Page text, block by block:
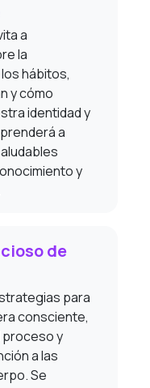
a
la
hábitos,
y cómo
identidad y
a
y
de
para
consciente,
y
a las
Se